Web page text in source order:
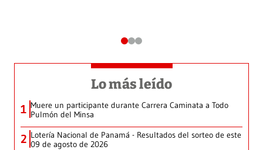
Lo más leído
1 Muere un participante durante Carrera Caminata a Todo
Pulmón del Minsa
2 Lotería Nacional de Panamá - Resultados del sorteo de este
09 de agosto de 2026